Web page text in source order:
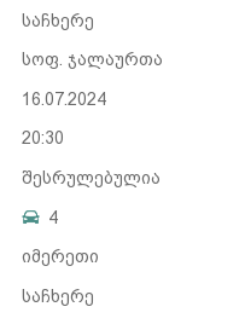
საჩხერე
სოფ. ჯალაურთა
16.07.2024
20:30
შესრულებულია
4
იმერეთი
საჩხერე